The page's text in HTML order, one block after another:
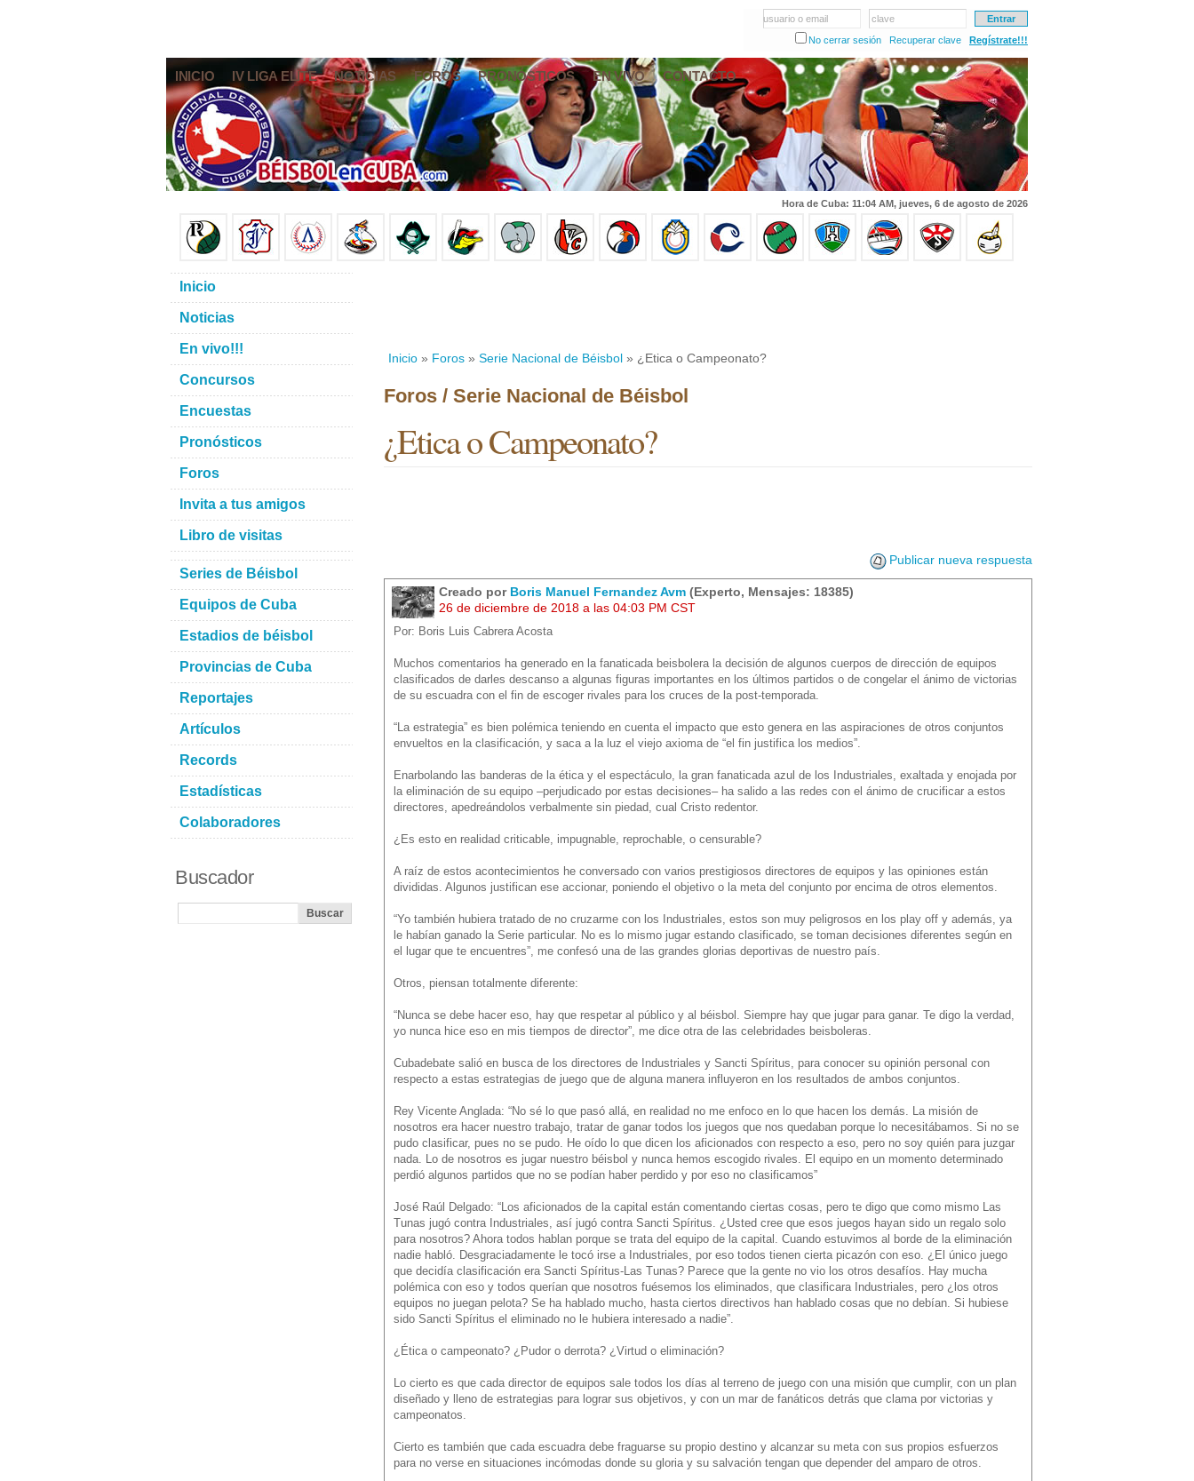
usuario o email
clave
No cerrar sesión
Recuperar clave Regístrate!!!
INICIO IV LIGA ELITE NOTICIAS FOROS PRONÓSTICOS EN VIVO CONTACTO
Hora de Cuba: 11:04 AM, jueves, 6 de agosto de 2026
Inicio » Foros » Serie Nacional de Béisbol » ¿Etica o Campeonato?
Foros / Serie Nacional de Béisbol
¿Etica o Campeonato?
Publicar nueva respuesta
Creado por Boris Manuel Fernandez Avm (Experto, Mensajes: 18385)
26 de diciembre de 2018 a las 04:03 PM CST
Por: Boris Luis Cabrera Acosta
Muchos comentarios ha generado en la fanaticada beisbolera la decisión de algunos cuerpos de dirección de equipos
clasificados de darles descanso a algunas figuras importantes en los últimos partidos o de congelar el ánimo de victorias
de su escuadra con el fin de escoger rivales para los cruces de la post-temporada.
“La estrategia” es bien polémica teniendo en cuenta el impacto que esto genera en las aspiraciones de otros conjuntos
envueltos en la clasificación, y saca a la luz el viejo axioma de “el fin justifica los medios”.
Enarbolando las banderas de la ética y el espectáculo, la gran fanaticada azul de los Industriales, exaltada y enojada por
la eliminación de su equipo –perjudicado por estas decisiones– ha salido a las redes con el ánimo de crucificar a estos
directores, apedreándolos verbalmente sin piedad, cual Cristo redentor.
¿Es esto en realidad criticable, impugnable, reprochable, o censurable?
A raíz de estos acontecimientos he conversado con varios prestigiosos directores de equipos y las opiniones están
divididas. Algunos justifican ese accionar, poniendo el objetivo o la meta del conjunto por encima de otros elementos.
“Yo también hubiera tratado de no cruzarme con los Industriales, estos son muy peligrosos en los play off y además, ya
le habían ganado la Serie particular. No es lo mismo jugar estando clasificado, se toman decisiones diferentes según en
el lugar que te encuentres”, me confesó una de las grandes glorias deportivas de nuestro país.
Otros, piensan totalmente diferente:
“Nunca se debe hacer eso, hay que respetar al público y al béisbol. Siempre hay que jugar para ganar. Te digo la verdad,
yo nunca hice eso en mis tiempos de director”, me dice otra de las celebridades beisboleras.
Cubadebate salió en busca de los directores de Industriales y Sancti Spíritus, para conocer su opinión personal con
respecto a estas estrategias de juego que de alguna manera influyeron en los resultados de ambos conjuntos.
Rey Vicente Anglada: “No sé lo que pasó allá, en realidad no me enfoco en lo que hacen los demás. La misión de
nosotros era hacer nuestro trabajo, tratar de ganar todos los juegos que nos quedaban porque lo necesitábamos. Si no se
pudo clasificar, pues no se pudo. He oído lo que dicen los aficionados con respecto a eso, pero no soy quién para juzgar
nada. Lo de nosotros es jugar nuestro béisbol y nunca hemos escogido rivales. El equipo en un momento determinado
perdió algunos partidos que no se podían haber perdido y por eso no clasificamos”
José Raúl Delgado: “Los aficionados de la capital están comentando ciertas cosas, pero te digo que como mismo Las
Tunas jugó contra Industriales, así jugó contra Sancti Spíritus. ¿Usted cree que esos juegos hayan sido un regalo solo
para nosotros? Ahora todos hablan porque se trata del equipo de la capital. Cuando estuvimos al borde de la eliminación
nadie habló. Desgraciadamente le tocó irse a Industriales, por eso todos tienen cierta picazón con eso. ¿El único juego
que decidía clasificación era Sancti Spíritus-Las Tunas? Parece que la gente no vio los otros desafíos. Hay mucha
polémica con eso y todos querían que nosotros fuésemos los eliminados, que clasificara Industriales, pero ¿los otros
equipos no juegan pelota? Se ha hablado mucho, hasta ciertos directivos han hablado cosas que no debían. Si hubiese
sido Sancti Spíritus el eliminado no le hubiera interesado a nadie”.
¿Ética o campeonato? ¿Pudor o derrota? ¿Virtud o eliminación?
Lo cierto es que cada director de equipos sale todos los días al terreno de juego con una misión que cumplir, con un plan
diseñado y lleno de estrategias para lograr sus objetivos, y con un mar de fanáticos detrás que clama por victorias y
campeonatos.
Cierto es también que cada escuadra debe fraguarse su propio destino y alcanzar su meta con sus propios esfuerzos
para no verse en situaciones incómodas donde su gloria y su salvación tengan que depender del amparo de otros.
Inicio
Noticias
En vivo!!!
Concursos
Encuestas
Pronósticos
Foros
Invita a tus amigos
Libro de visitas
Series de Béisbol
Equipos de Cuba
Estadios de béisbol
Provincias de Cuba
Reportajes
Artículos
Records
Estadísticas
Colaboradores
Buscador